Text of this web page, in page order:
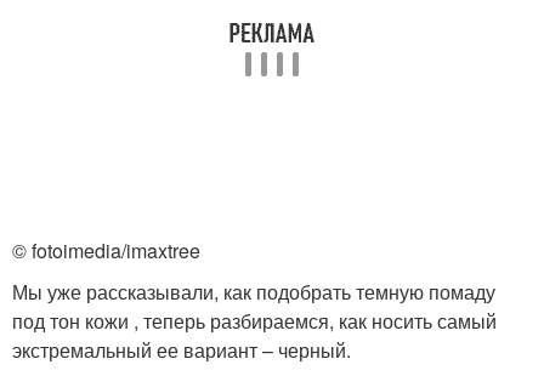
© fotoimedia/imaxtree
Мы уже рассказывали, как подобрать темную помаду
под тон кожи , теперь разбираемся, как носить самый
экстремальный ее вариант – черный.